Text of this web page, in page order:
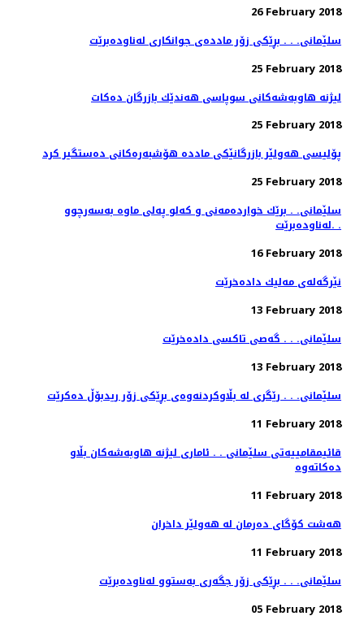
26 February 2018
سلێمانی. . . بڕێكی زۆر مادده‌ی جوانكاری له‌ناوده‌برێت
25 February 2018
لیژنه‌ هاوبه‌شه‌كانی سوپاسی هه‌ندێك بازرگان ده‌كات
25 February 2018
پۆلیسی هەولێر بازرگانێكی ماددە هۆشبەرەكانی دەستگیر كرد
25 February 2018
سلێمانی. . برێك خوارده‌مه‌نی و كه‌لو په‌لی ماوه‌ به‌سه‌رچوو
له‌ناوده‌برێت. .
16 February 2018
نێرگه‌له‌ی مه‌لیك داده‌خرێت
13 February 2018
سلێمانی. . . گه‌صی تاكسی داده‌خرێت
13 February 2018
سلێمانی. . . رێگری له‌ بڵاوكردنه‌وه‌ی بڕێكی زۆر ریدبۆڵ ده‌كرێت
11 February 2018
قائیمقامییه‌تی سلێمانی . . ئاماری لیژنه‌ هاوبه‌شه‌كان بڵاو
11 February 2018
هەشت كۆگای دەرمان لە هەولێر داخران
11 February 2018
سلێمانی. . . بڕێكی زۆر جگه‌ری به‌ستوو له‌ناوده‌برێت
05 February 2018